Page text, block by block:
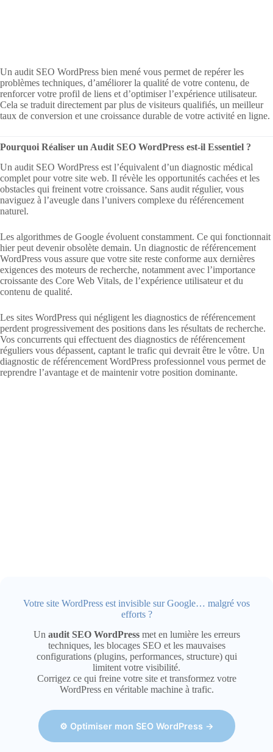
Un audit SEO WordPress bien mené vous permet de repérer les
problèmes techniques, d’améliorer la qualité de votre contenu, de
renforcer votre profil de liens et d’optimiser l’expérience utilisateur.
Cela se traduit directement par plus de visiteurs qualifiés, un meilleur
taux de conversion et une croissance durable de votre activité en ligne.
Pourquoi Réaliser un Audit SEO WordPress est-il Essentiel ?
Un audit SEO WordPress est l’équivalent d’un diagnostic médical
complet pour votre site web. Il révèle les opportunités cachées et les
obstacles qui freinent votre croissance. Sans audit régulier, vous
naviguez à l’aveugle dans l’univers complexe du référencement
naturel.
Les algorithmes de Google évoluent constamment. Ce qui fonctionnait
hier peut devenir obsolète demain. Un diagnostic de référencement
WordPress vous assure que votre site reste conforme aux dernières
exigences des moteurs de recherche, notamment avec l’importance
croissante des Core Web Vitals, de l’expérience utilisateur et du
contenu de qualité.
Les sites WordPress qui négligent les diagnostics de référencement
perdent progressivement des positions dans les résultats de recherche.
Vos concurrents qui effectuent des diagnostics de référencement
réguliers vous dépassent, captant le trafic qui devrait être le vôtre. Un
diagnostic de référencement WordPress professionnel vous permet de
reprendre l’avantage et de maintenir votre position dominante.
Votre site WordPress est invisible sur Google… malgré vos
efforts ?
Un audit SEO WordPressmet en lumière les erreurs
techniques, les blocages SEO et les mauvaises
configurations (plugins, performances, structure) qui
limitent votre visibilité.
Corrigez ce qui freine votre site et transformez votre
WordPress en véritable machine à trafic.
⚙️ Optimiser mon SEO WordPress →